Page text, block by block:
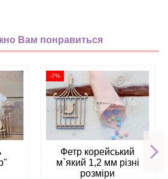
Вам понравиться
-7%
Фетр корейський
м`який 1,2 мм різні
розміри